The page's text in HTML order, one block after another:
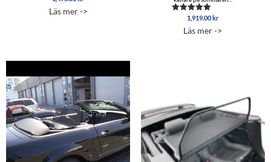
Läs mer ->
Betygsatt
av 5
1,919.00kr
Läs mer ->